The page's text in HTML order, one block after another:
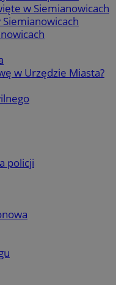
w Siemianowicach
Siemianowicach
w Urzędzie Miasta?
policji